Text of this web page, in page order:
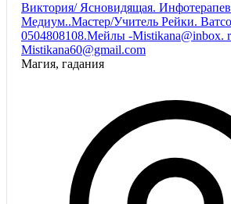
Виктория/ Ясновидящая.
Медиум..Мастер/Учитель Рейки.
0504808108.Мейлы -Mistikana@inbox.
Mistikana60@gmail.com
Магия, гадания